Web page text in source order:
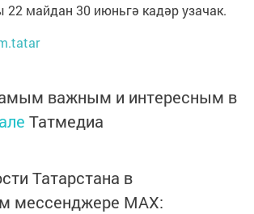
22 майдан 30 июньгә кадәр узачак.
важным и интересным в
Татмедиа
Татарстана в
мессенджере MАХ: